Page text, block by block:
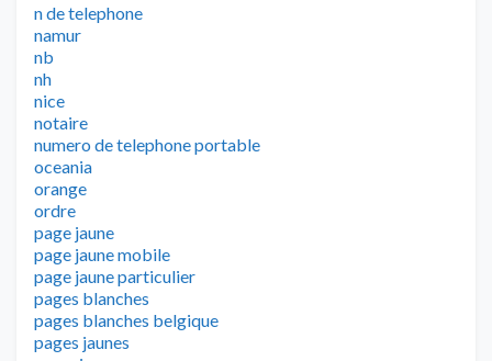
n de telephone
namur
nb
nh
nice
notaire
numero de telephone portable
oceania
orange
ordre
page jaune
page jaune mobile
page jaune particulier
pages blanches
pages blanches belgique
pages jaunes